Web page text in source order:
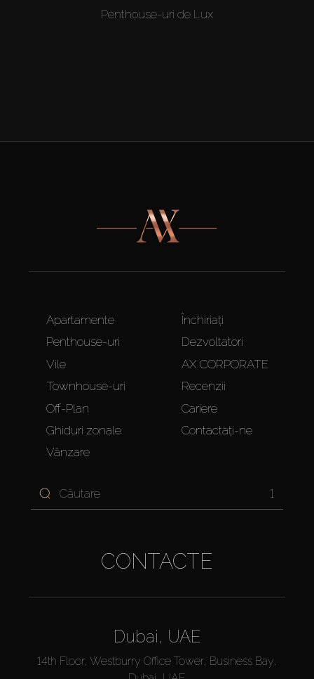
Penthouse-uri de Lux
Apartamente
Penthouse-uri
Vile
Townhouse-uri
Off-Plan
Ghiduri zonale
Vânzare
Închiriați
Dezvoltatori
AX CORPORATE
Recenzii
Cariere
Contactați-ne
1
CONTACTE
Dubai, UAE
14th Floor, Westburry Office Tower, Business Bay,